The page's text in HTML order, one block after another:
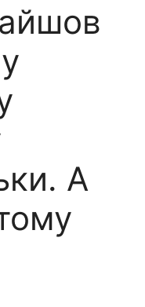
А